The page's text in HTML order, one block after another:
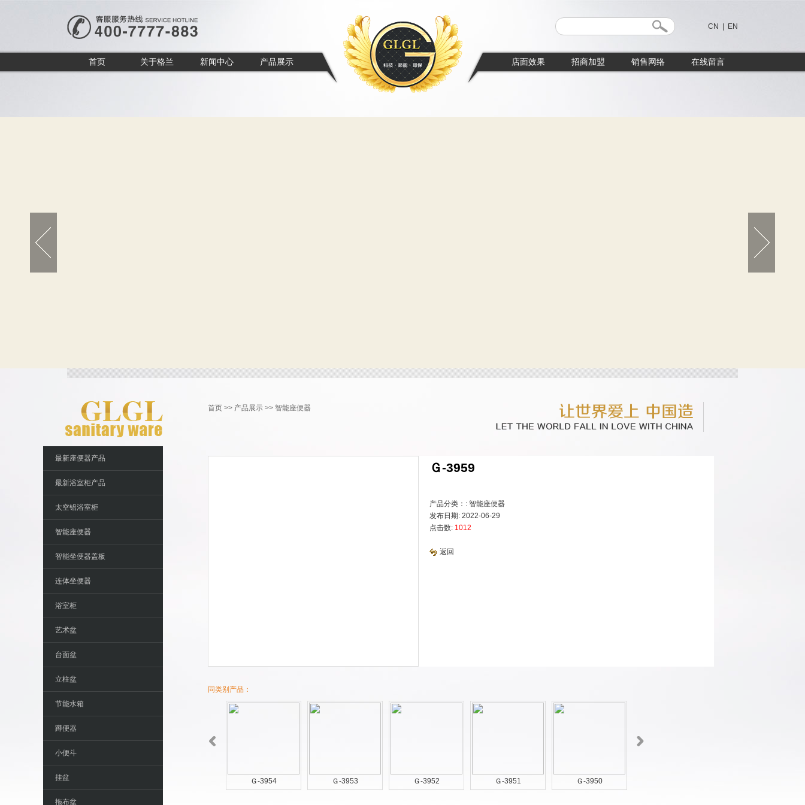
CN EN
首页 关于格兰 新闻中心 产品展示 店面效果 招商加盟 销售网络 在线留言
最新座便器产品
最新浴室柜产品
太空铝浴室柜
智能座便器
智能坐便器盖板
连体坐便器
浴室柜
艺术盆
台面盆
立柱盆
节能水箱
蹲便器
小便斗
挂盆
拖布盆
首页 >> 产品展示 >> 智能座便器
Ｇ-3959
产品分类：: 智能座便器
发布日期: 2022-06-29
点击数: 1012
返回
同类别产品：
Ｇ-3954 Ｇ-3953 Ｇ-3952 Ｇ-3951 Ｇ-3950